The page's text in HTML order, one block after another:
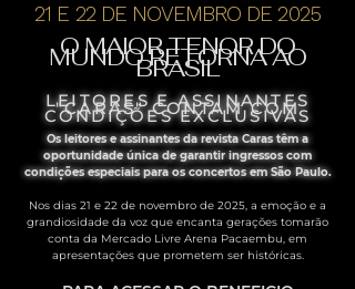
21 E 22 DE NOVEMBRO DE 2025
O MAIOR TENOR DO
MUNDO RETORNA AO
BRASIL
LEITORES E ASSINANTES
"CARAS" CONTAM COM
CONDIÇÕES EXCLUSIVAS
Os leitores e assinantes da revista Caras têm a
oportunidade única de garantir ingressos com
condições especiais para os concertos em São Paulo.
Nos dias 21 e 22 de novembro de 2025, a emoção e a
grandiosidade da voz que encanta gerações tomarão
conta da Mercado Livre Arena Pacaembu, em
apresentações que prometem ser históricas.